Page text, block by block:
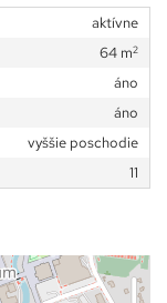
aktívne
64 m2
áno
áno
vyššie poschodie
11